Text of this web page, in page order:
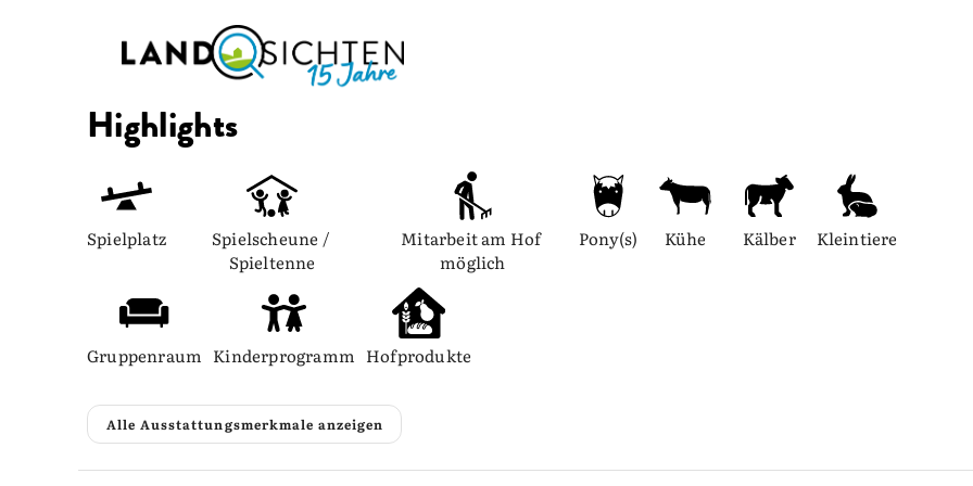
Highlights
Spielplatz
Spielscheune /
Spieltenne
Mitarbeit am Hof
möglich
Pony(s) Kühe Kälber Kleintiere
Gruppenraum Kinderprogramm Hofprodukte
Alle Ausstattungsmerkmale anzeigen